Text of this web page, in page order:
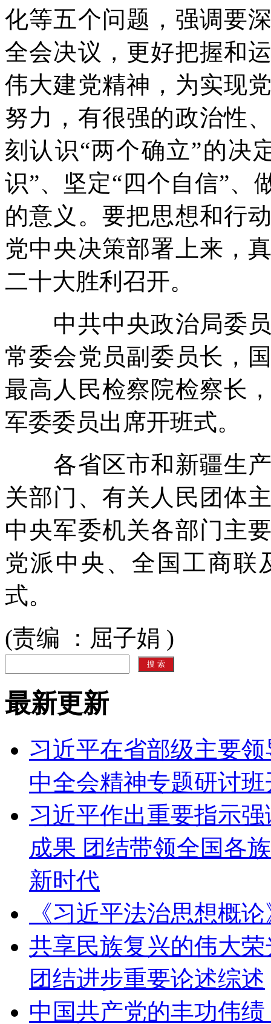
化等五个问题，强调要
全会决议，更好把握和
伟大建党精神，为实现
努力，有很强的政治性
刻认识“两个确立”的决
识”、坚定“四个自信”、
的意义。要把思想和行
党中央决策部署上来，
二十大胜利召开。
中共中央政治局委员
常委会党员副委员长，
最高人民检察院检察长
军委委员出席开班式。
各省区市和新疆生产
关部门、有关人民团体
中央军委机关各部门主
党派中央、全国工商联
式。
(责编 ：屈子娟 )
最新更新
习近平在省部级主要
中全会精神专题研讨
习近平作出重要指示
成果 团结带领全国各
新时代
《习近平法治思想概
共享民族复兴的伟大
团结进步重要论述综述
中国共产党的丰功伟